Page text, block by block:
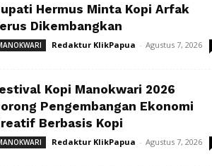
Hermus Minta Kopi Arfak
Dikembangkan
Redaktur KlikPapua - Agustus 7, 2026
Kopi Manokwari 2026
Pengembangan Ekonomi
Berbasis Kopi
Redaktur KlikPapua - Agustus 7, 2026